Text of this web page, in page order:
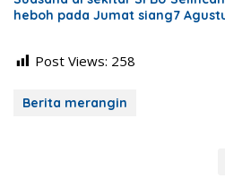
heboh pada Jumat siang7
Post Views: 258
Berita merangin